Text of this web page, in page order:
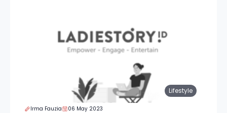
Lifestyle
Irma Fauzia 06 May 2023